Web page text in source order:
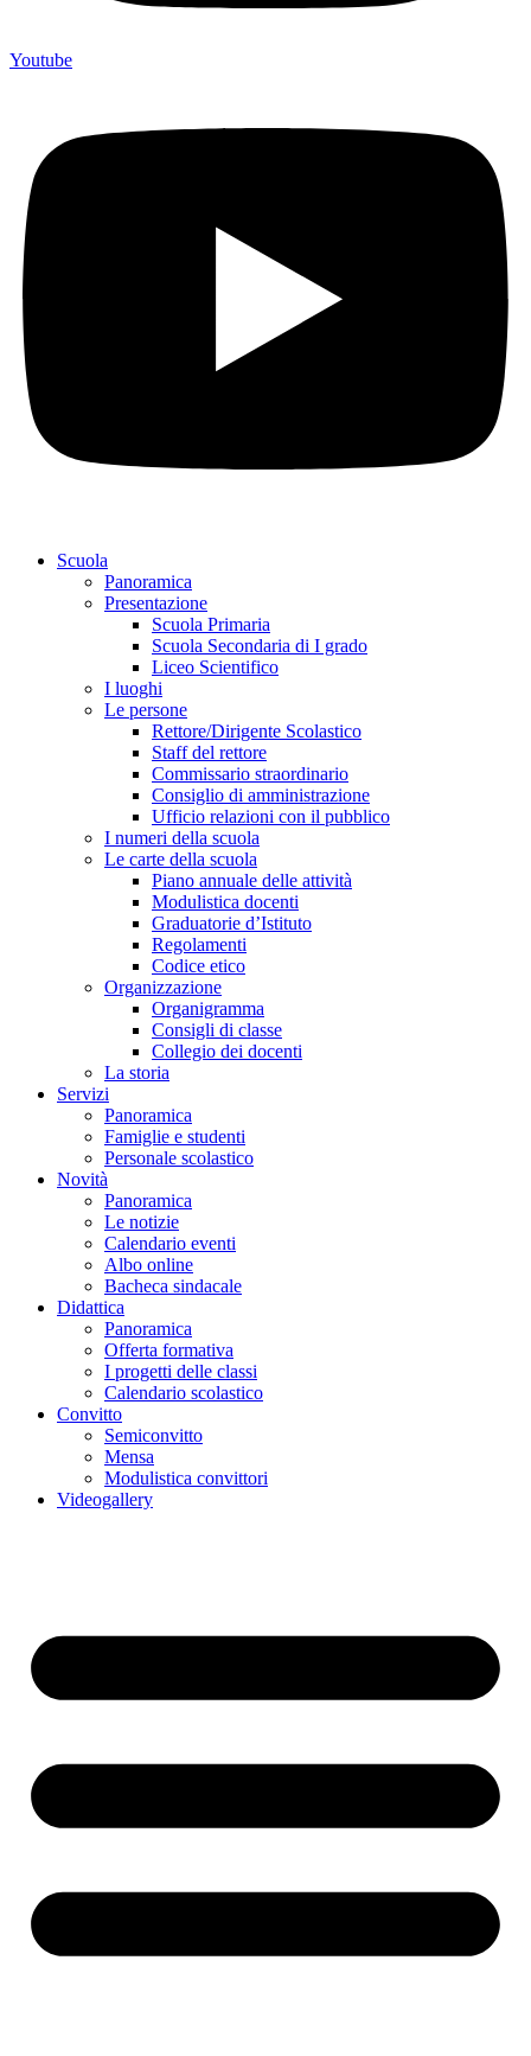
Youtube
Scuola
Panoramica
Presentazione
Scuola Primaria
Scuola Secondaria di I grado
Liceo Scientifico
I luoghi
Le persone
Rettore/Dirigente Scolastico
Staff del rettore
Commissario straordinario
Consiglio di amministrazione
Ufficio relazioni con il pubblico
I numeri della scuola
Le carte della scuola
Piano annuale delle attività
Modulistica docenti
Graduatorie d’Istituto
Regolamenti
Codice etico
Organizzazione
Organigramma
Consigli di classe
Collegio dei docenti
La storia
Servizi
Panoramica
Famiglie e studenti
Personale scolastico
Novità
Panoramica
Le notizie
Calendario eventi
Albo online
Bacheca sindacale
Didattica
Panoramica
Offerta formativa
I progetti delle classi
Calendario scolastico
Convitto
Semiconvitto
Mensa
Modulistica convittori
Videogallery